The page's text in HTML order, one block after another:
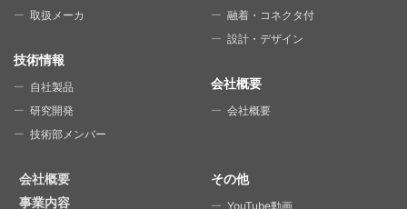
取扱メーカ
技術情報
自社製品
研究開発
技術部メンバー
融着・コネクタ付
設計・デザイン
会社概要
会社概要
会社概要
事業内容
その他
YouTube動画